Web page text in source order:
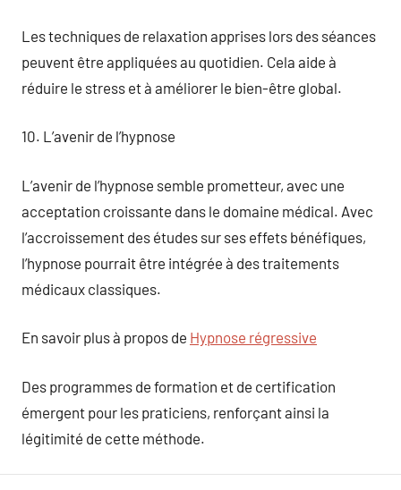
Les techniques de relaxation apprises lors des séances
peuvent être appliquées au quotidien. Cela aide à
réduire le stress et à améliorer le bien-être global.
10. L’avenir de l’hypnose
L’avenir de l’hypnose semble prometteur, avec une
acceptation croissante dans le domaine médical. Avec
l’accroissement des études sur ses effets bénéfiques,
l’hypnose pourrait être intégrée à des traitements
médicaux classiques.
En savoir plus à propos de Hypnose régressive
Des programmes de formation et de certification
émergent pour les praticiens, renforçant ainsi la
légitimité de cette méthode.